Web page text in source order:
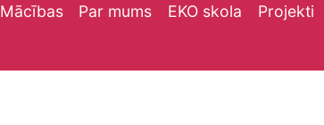
Mācības Par mums EKO skola Projekti